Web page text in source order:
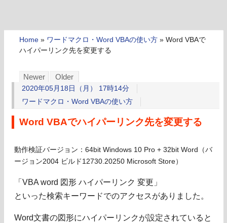
Home » ワードマクロ・Word VBAの使い方 » Word VBAで
ハイパーリンク先を変更する
Newer Older
2020年05月18日（月） 17時14分
ワードマクロ・Word VBAの使い方
Word VBAでハイパーリンク先を変更する
動作検証バージョン：64bit Windows 10 Pro + 32bit Word（バ
ージョン2004 ビルド12730.20250 Microsoft Store）
「VBA word 図形 ハイパーリンク 変更」
といった検索キーワードでのアクセスがありました。
Word文書の図形にハイパーリンクが設定されていると